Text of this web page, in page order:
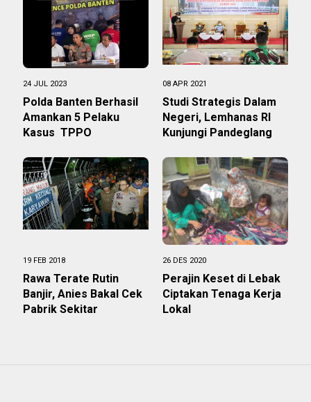
24 JUL 2023
Polda Banten Berhasil
Amankan 5 Pelaku
Kasus TPPO
08 APR 2021
Studi Strategis Dalam
Negeri, Lemhanas RI
Kunjungi Pandeglang
19 FEB 2018
Rawa Terate Rutin
Banjir, Anies Bakal Cek
Pabrik Sekitar
26 DES 2020
Perajin Keset di Lebak
Ciptakan Tenaga Kerja
Lokal